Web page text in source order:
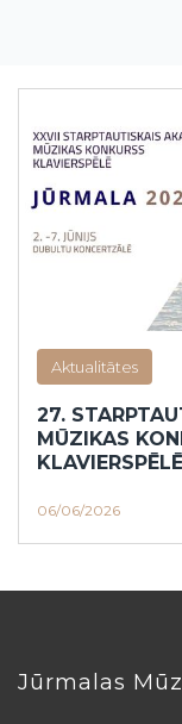
Aktualitātes
27.
MŪZIKAS
KLAVIERSPĒLĒ
06/06/2026
Jūrmalas